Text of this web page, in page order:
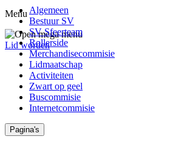
Menu
Lid worden
Algemeen
Bestuur SV
SV Sfeerteam
Rollerside
Merchandisecommisie
Lidmaatschap
Activiteiten
Zwart op geel
Buscommisie
Internetcommisie
Pagina's